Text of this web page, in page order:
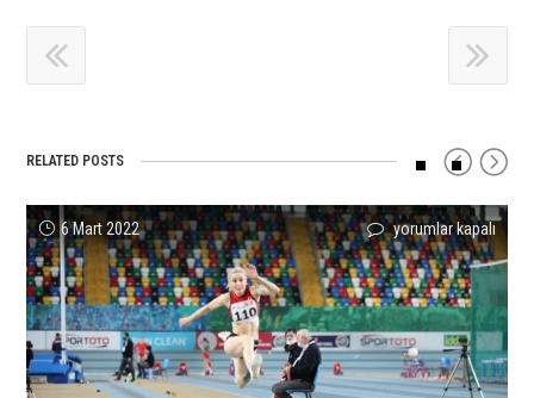
RELATED POSTS
6 Mart 2022
Balkan
Salon
Atletizm
Şampiyonası’nda
Sporcularımızdan
Başarılı
yorumlar kapalı
CAN
ÖZÜPEK’DEN
U23
TÜRKİYE
REKORU
için
yorumlar kapalı
Sporcumuz
Yasemin
Can’dan
4’üncü
Avrupa
Kros
yorumlar kapalı
Yunanistan’da
Atletlerimizden
Başarılı
Sonuçlar
Geldi!
için
yorumlar kapalı
U23
Avrupa
Şampiyonası’nda
Sporcularımızdan
Başarılı
Sonuçlar
yorumlar kapalı
ENKA,
U20
Atletizm
Ligi
Kadınlar
ve
yorumlar kapalı